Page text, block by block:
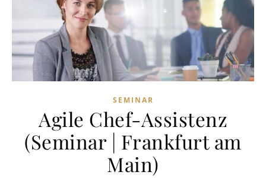
SEMINAR
Agile Chef-Assistenz
(Seminar | Frankfurt am
Main)